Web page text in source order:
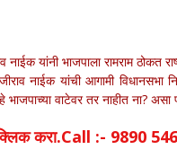
नाईक यांनी भाजपाला रामराम ठोकत
नाईक यांची आगामी विधानसभा
वाटेवर तर नाहीत ना?
क्लिक करा.Call :- 9890